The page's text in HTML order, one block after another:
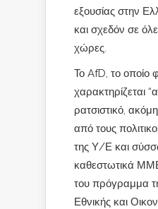
εξουσίας στην
και σχεδόν σε
χώρες.
Το AfD, το οποίο
χαρακτηρίζεται
ρατσιστικό,
από τους
της Υ/Ε και
καθεστωτικά
του πρόγραμμα
Εθνικής και